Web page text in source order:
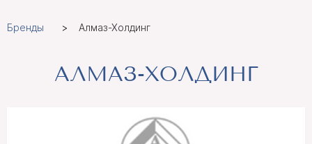
Бренды Алмаз-Холдинг
АЛМАЗ-ХОЛДИНГ